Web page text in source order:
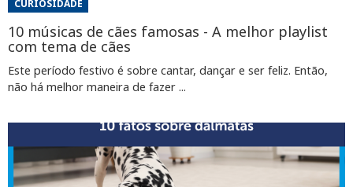
CURIOSIDADE
10 músicas de cães famosas - A melhor playlist
com tema de cães
Este período festivo é sobre cantar, dançar e ser feliz. Então,
não há melhor maneira de fazer ...